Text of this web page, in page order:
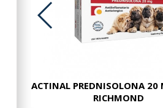
ACTINAL PREDNISOLONA 20
RICHMOND